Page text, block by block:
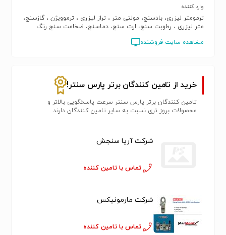
وارد کننده
ترمومتر لیزری، بادسنج، مولتی متر ، تراز لیزری ، ترموویژن ، گازسنج،
متر لیزری ، رطوبت سنج، ارت سنج، دماسنج، ضخامت سنج رنگ
مشاهده سایت فروشنده
خرید از تامین کنندگان برتر پارس سنتر!
تامین کنندگان برتر پارس سنتر سرعت پاسخگویی بالاتر و
محصولات بروز تری نسبت به سایر تامین کنندگان دارند.
شرکت آریا سنجش
تماس با تامین کننده
شرکت مارمونیکس
تماس با تامین کننده